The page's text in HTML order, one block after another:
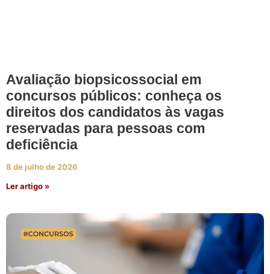
Avaliação biopsicossocial em
concursos públicos: conheça os
direitos dos candidatos às vagas
reservadas para pessoas com
deficiência
8 de julho de 2026
Ler artigo »